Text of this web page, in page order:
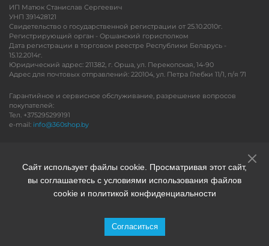
ИП Матюк Станислав Сергеевич
УНП 391428121
Свидетельство о государственной регистрации от 25.10.2010г.
Регистрирующий орган - Оршанский горисполком
Дата регистрации в торговом реестре Республики Беларусь -
15.12.2014г.
Юридический адрес: 211382, г. Орша, ул. Перекопская, 14-90
Адрес для почтовых отправлений: 220104, ул. Петра Глебки 11/1, п/я 71
Гарантийное и сервисное обслуживание, разрешение вопросов
покупателей:
Тел. +375295299191
e-mail: info@360shop.by
Сайт использует файлы cookie. Просматривая этот сайт,
вы соглашаетесь с условиями использования файлов
cookie и политикой конфиденциальности
Согласиться